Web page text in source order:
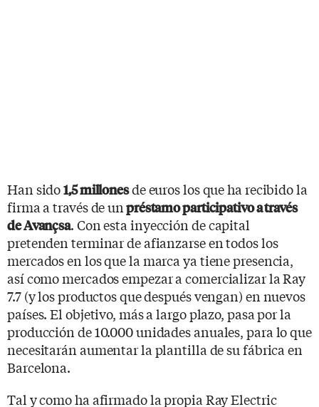
Han sido1,5 millonesde euros los que ha recibido la
firma a través de unpréstamo participativo a través
de Avançsa. Con esta inyección de capital
pretenden terminar de afianzarse en todos los
mercados en los que la marca ya tiene presencia,
así como mercados empezar a comercializar la Ray
7.7 (y los productos que después vengan) en nuevos
países. El objetivo, más a largo plazo, pasa por la
producción de 10.000 unidades anuales, para lo que
necesitarán aumentar la plantilla de su fábrica en
Barcelona.
Tal y como ha afirmado la propia Ray Electric